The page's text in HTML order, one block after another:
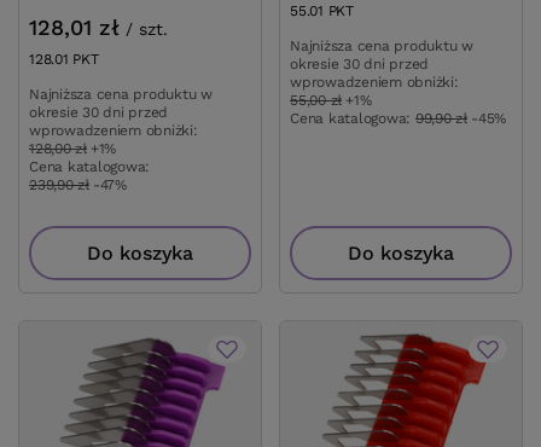
128,01 zł / szt.
128.01 PKTpunktów
Najniższa cena produktu w
okresie 30 dni przed
wprowadzeniem obniżki:
128,00 zł +1%
Cena katalogowa:
239,90 zł -47%
Do koszyka
55.01 PKTpunktów
Najniższa cena produktu w
okresie 30 dni przed
wprowadzeniem obniżki:
55,00 zł +1%
Cena katalogowa: 99,90 zł -45%
Do koszyka